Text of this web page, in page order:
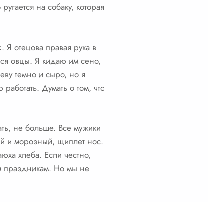
на собаку, которая
отецова правая рука в
овцы. Я кидаю им сено,
темно и сыро, но я
Думать о том, что
не больше. Все мужики
и морозный, щиплет нос.
хлеба. Если честно,
праздникам. Но мы не